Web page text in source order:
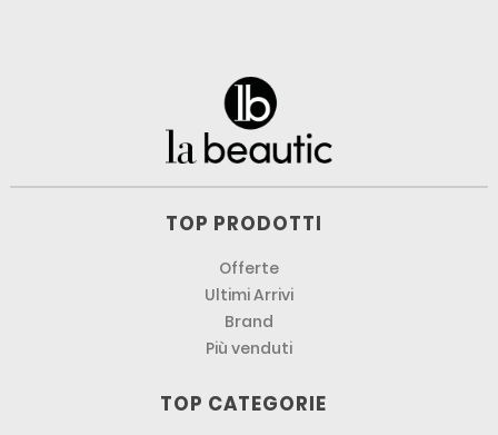
TOP PRODOTTI
Offerte
Ultimi Arrivi
Brand
Più venduti
TOP CATEGORIE